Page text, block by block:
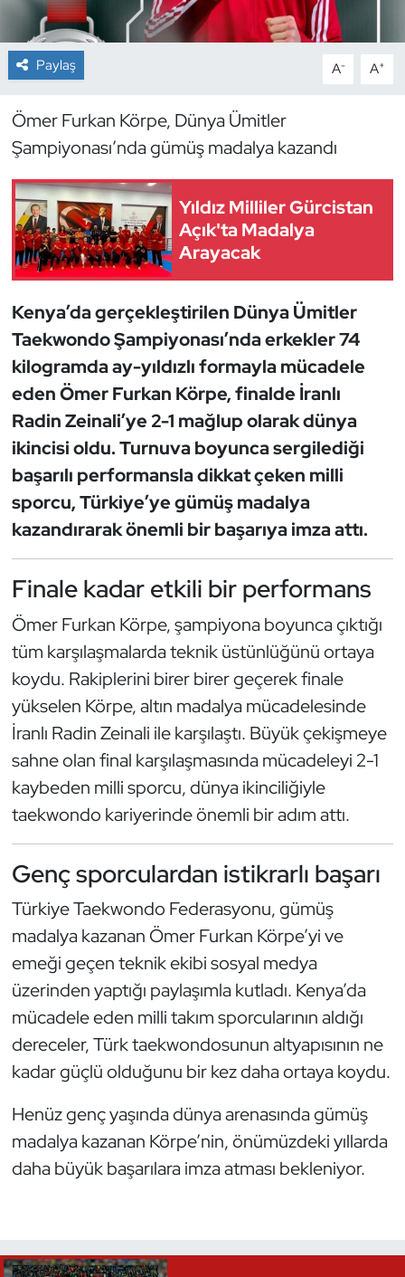
Paylaş A- A+
Ömer Furkan Körpe, Dünya Ümitler
Şampiyonası’nda gümüş madalya kazandı
Yıldız Milliler Gürcistan
Açık'ta Madalya
Arayacak
Kenya’da gerçekleştirilen Dünya Ümitler
Taekwondo Şampiyonası’nda erkekler 74
kilogramda ay-yıldızlı formayla mücadele
eden Ömer Furkan Körpe, finalde İranlı
Radin Zeinali’ye 2-1 mağlup olarak dünya
ikincisi oldu. Turnuva boyunca sergilediği
başarılı performansla dikkat çeken milli
sporcu, Türkiye’ye gümüş madalya
kazandırarak önemli bir başarıya imza attı.
Finale kadar etkili bir performans
Ömer Furkan Körpe, şampiyona boyunca çıktığı
tüm karşılaşmalarda teknik üstünlüğünü ortaya
koydu. Rakiplerini birer birer geçerek finale
yükselen Körpe, altın madalya mücadelesinde
İranlı Radin Zeinali ile karşılaştı. Büyük çekişmeye
sahne olan final karşılaşmasında mücadeleyi 2-1
kaybeden milli sporcu, dünya ikinciliğiyle
taekwondo kariyerinde önemli bir adım attı.
Genç sporculardan istikrarlı başarı
Türkiye Taekwondo Federasyonu, gümüş
madalya kazanan Ömer Furkan Körpe’yi ve
emeği geçen teknik ekibi sosyal medya
üzerinden yaptığı paylaşımla kutladı. Kenya’da
mücadele eden milli takım sporcularının aldığı
dereceler, Türk taekwondosunun altyapısının ne
kadar güçlü olduğunu bir kez daha ortaya koydu.
Henüz genç yaşında dünya arenasında gümüş
madalya kazanan Körpe’nin, önümüzdeki yıllarda
daha büyük başarılara imza atması bekleniyor.
Curling
Dağcılık
Dövüş Sanatı
E-Spor
Eskrim
Futsal
Genel
Golf
Güreş
Halter
Hava Sporları
İşitme Engelli Sporcular
Judo ve Kuraş
Kano ve Rafting
Karate
Kayak
Kempo
Kick Boks
Kürek
Masa Tenisi
Modern Pentatlon
Motor Sporları
Muay Thai
Optimist